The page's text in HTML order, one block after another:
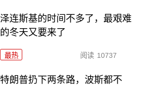
泽连斯基的时间不多了，最艰难
的冬天又要来了
最热 阅读 10737
特朗普扔下两条路，波斯都不